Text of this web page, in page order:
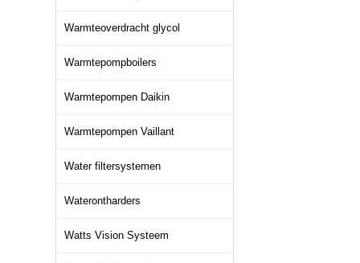
Warmteoverdracht glycol
Warmtepompboilers
Warmtepompen Daikin
Warmtepompen Vaillant
Water filtersystemen
Waterontharders
Watts Vision Systeem